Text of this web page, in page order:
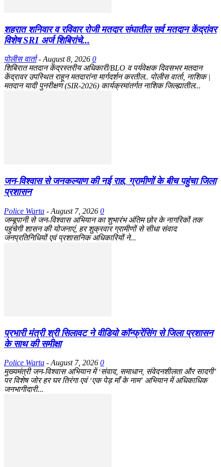
शहरात शनिवार व रविवार रोजी मतदार संघातील सर्व मतदान केंद्रांवर
विशेष SRI अर्ज शिबिरांचे...
पोलीस वार्ता - August 8, 2026 0
शिबिरात मतदान केंद्रस्तरीय अधिकारी/BLO व पर्यवेक्षक दिवसभर मतदान
केंद्रावर उपस्थित राहून मतदारांना मार्गदर्शन करतील.. पोलीस वार्ता, नाशिक |
मतदान यादी पुनरीक्षण (SIR-2026) कार्यक्रमांतर्गत नाशिक जिल्ह्यातील...
जन-विश्वास से जनकल्याण की नई राह, ग्रामीणों के बीच पहुंचा जिला
प्रशासन
Police Warta - August 7, 2026 0
जम्बूपानी से जन-विश्वास अभियान का शुभारंभ अंतिम छोर के नागरिकों तक
पहुंचेगी शासन की योजनाएं, हर शुक्रवार ग्रामीणों से सीधा संवाद
जनप्रतिनिधियों एवं प्रशासनिक अधिकारियों ने...
प्रभारी मंत्री श्री सिलावट ने वीडियो कॉन्फ्रेंसिंग से जिला प्रशासन
के साथ की समीक्षा
Police Warta - August 7, 2026 0
मुख्यमंत्री जन-विश्वास अभियान में ‘संवाद, समाधान, संवेदनशीलता और सादगी’
पर विशेष जोर हर घर तिरंगा एवं ‘एक पेड़ माँ के नाम’ अभियान में अधिकाधिक
जनभागीदारी...